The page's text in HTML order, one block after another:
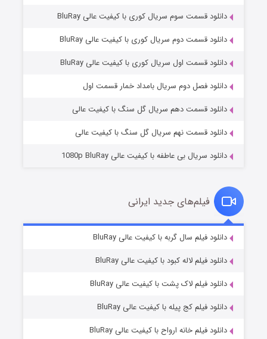
مردگان متحرک: شهر مرده ۳
قسمت۲ (زیرنویس) منتشر شد
قسمت۷ (زیرنویس) منتشر شد
دانلود قسمت سوم سریال کوری با کیفیت عالی BluRay
دانلود قسمت دوم سریال کوری با کیفیت عالی BluRay
دانلود قسمت اول سریال کوری با کیفیت عالی BluRay
دانلود فصل دوم سریال بامداد خمار قسمت اول
دانلود قسمت دهم سریال گل سنگ با کیفیت عالی
دانلود قسمت نهم سریال گل سنگ با کیفیت عالی
دانلود سریال بی عاطفه با کیفیت عالی 1080p BluRay
فیلم‌های جدید ایرانی
دانلود فیلم سال گربه با کیفیت عالی BluRay
دانلود فیلم لاله کبود با کیفیت عالی BluRay
دانلود فیلم لاک پشت با کیفیت عالی BluRay
دانلود فیلم کج‌ پیله با کیفیت عالی BluRay
دانلود فیلم خانه ارواح با کیفیت عالی BluRay